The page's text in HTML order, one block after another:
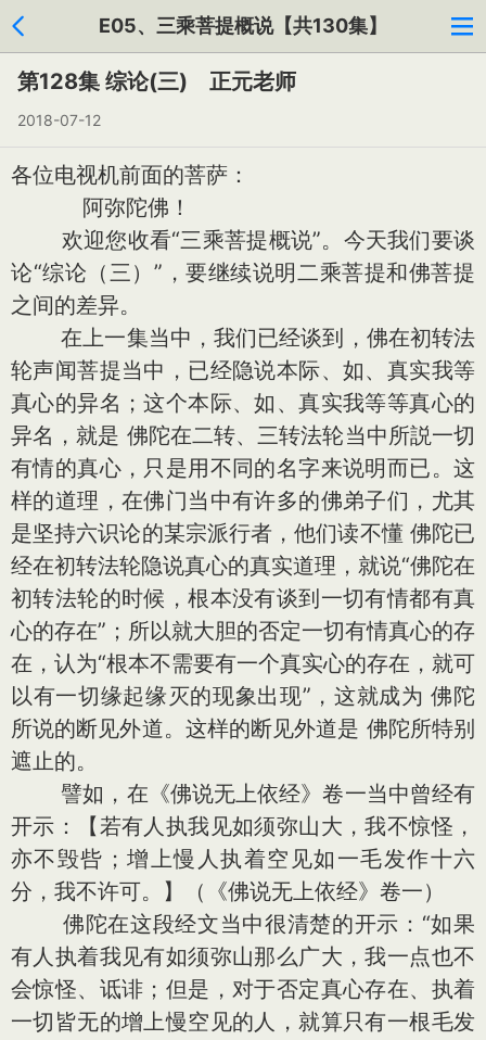
E05、三乘菩提概说【共130集】
第128集 综论(三) 正元老师
2018-07-12
各位电视机前面的菩萨：
阿弥陀佛！
欢迎您收看“三乘菩提概说”。今天我们要谈
论“综论（三）”，要继续说明二乘菩提和佛菩提
之间的差异。
在上一集当中，我们已经谈到，佛在初转法
轮声闻菩提当中，已经隐说本际、如、真实我等
真心的异名；这个本际、如、真实我等等真心的
异名，就是 佛陀在二转、三转法轮当中所説一切
有情的真心，只是用不同的名字来说明而已。这
样的道理，在佛门当中有许多的佛弟子们，尤其
是坚持六识论的某宗派行者，他们读不懂 佛陀已
经在初转法轮隐说真心的真实道理，就说“佛陀在
初转法轮的时候，根本没有谈到一切有情都有真
心的存在”；所以就大胆的否定一切有情真心的存
在，认为“根本不需要有一个真实心的存在，就可
以有一切缘起缘灭的现象出现”，这就成为 佛陀
所说的断见外道。这样的断见外道是 佛陀所特别
遮止的。
譬如，在《佛说无上依经》卷一当中曾经有
开示：【若有人执我见如须弥山大，我不惊怪，
亦不毁呰；增上慢人执着空见如一毛发作十六
分，我不许可。】（《佛说无上依经》卷一）
佛陀在这段经文当中很清楚的开示：“如果
有人执着我见有如须弥山那么广大，我一点也不
会惊怪、诋诽；但是，对于否定真心存在、执着
一切皆无的增上慢空见的人，就算只有一根毛发